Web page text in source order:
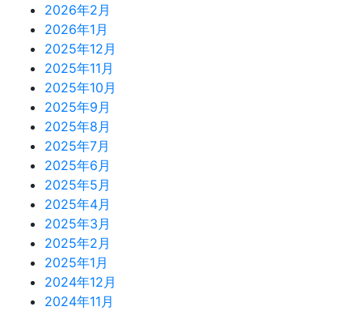
2026年2月
2026年1月
2025年12月
2025年11月
2025年10月
2025年9月
2025年8月
2025年7月
2025年6月
2025年5月
2025年4月
2025年3月
2025年2月
2025年1月
2024年12月
2024年11月